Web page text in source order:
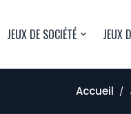
JEUX DE SOCIÉTÉ JEUX
Accueil